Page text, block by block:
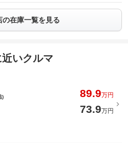
の在庫一覧を見る
いクルマ
)
89.9万円
73.9万円